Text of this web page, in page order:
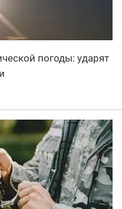
погоды: ударят